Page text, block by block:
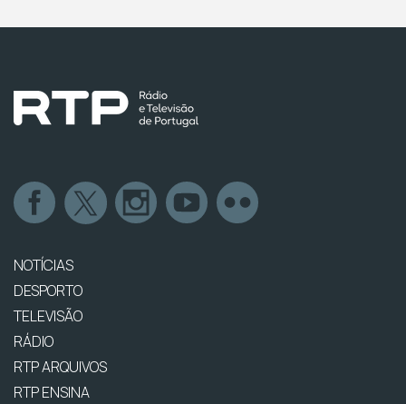
NOTÍCIAS
DESPORTO
TELEVISÃO
RÁDIO
RTP ARQUIVOS
RTP ENSINA